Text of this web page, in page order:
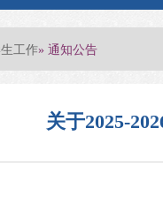
工作» 通知公告
关于2025-